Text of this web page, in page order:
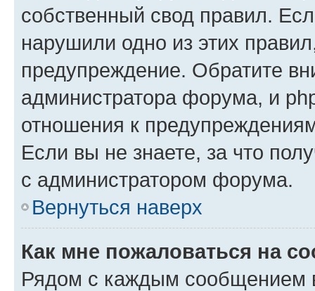
собственный свод правил.
нарушили одно из этих
предупреждение. Обратите
администратора форума, и
отношения к
Если вы не знаете, за что
с администратором форума.
Вернуться наверх
Как мне пожаловаться на
Рядом с каждым сообщением